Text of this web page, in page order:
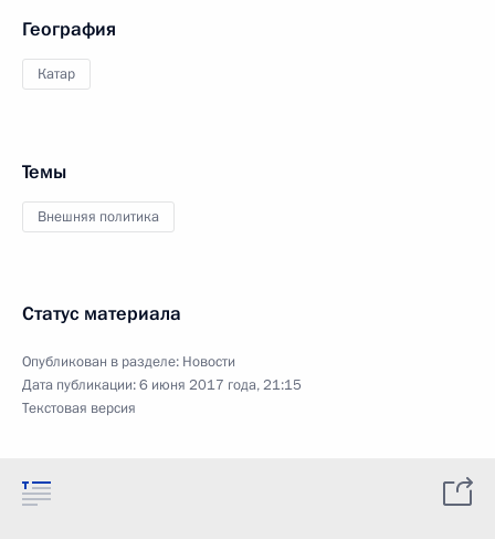
География
Катар
Темы
Внешняя политика
Статус материала
Опубликован в разделе: Новости
Дата публикации:6 июня 2017 года, 21:15
Текстовая версия